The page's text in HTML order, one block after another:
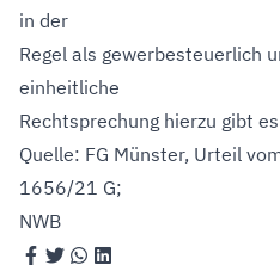
in der
Regel als gewerbesteuerlich
einheitliche
Rechtsprechung hierzu gibt
Quelle: FG Münster, Urteil
1656/21 G;
NWB